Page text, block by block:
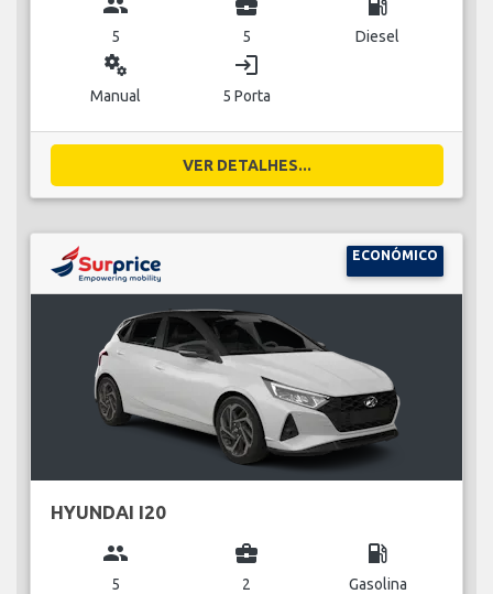
5 5 Diesel
miscellaneous_services
Manual
login
5 Porta
VER DETALHES...
ECONÓMICO
HYUNDAI I20
group
5
business_center
2
local_gas_station
Gasolina